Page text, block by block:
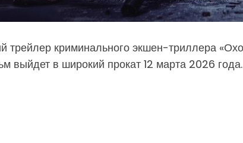
криминального экшен-триллера
выйдет в широкий прокат 12 марта 2026 года.